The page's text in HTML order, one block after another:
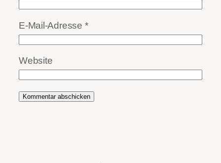
E-Mail-Adresse *
Website